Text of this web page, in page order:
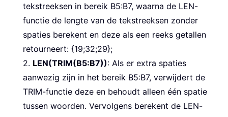
tekstreeksen in bereik B5:B7, waarna de LEN-
functie de lengte van de tekstreeksen zonder
spaties berekent en deze als een reeks getallen
retourneert: {19;32;29};
2. LEN(TRIM(B5:B7)): Als er extra spaties
aanwezig zijn in het bereik B5:B7, verwijdert de
TRIM-functie deze en behoudt alleen één spatie
tussen woorden. Vervolgens berekent de LEN-